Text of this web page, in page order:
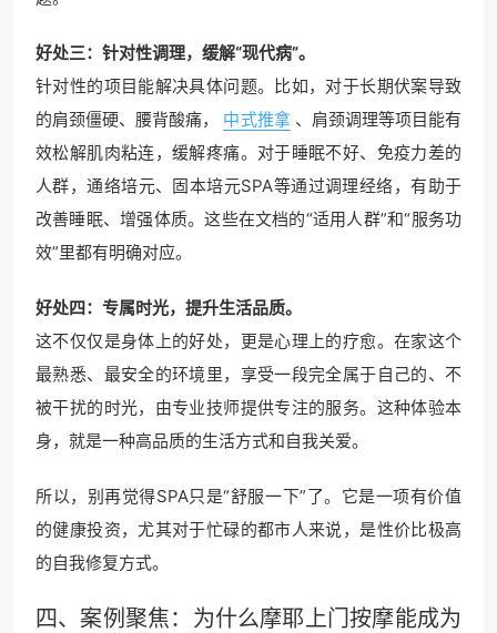
好处三：针对性调理，缓解“现代病”。
针对性的项目能解决具体问题。比如，对于长期伏案导致
的肩颈僵硬、腰背酸痛，
中式推拿 、肩颈调理等项目能有
效松解肌肉粘连，缓解疼痛。对于睡眠不好、免疫力差的
人群，通络培元、固本培元SPA等通过调理经络，有助于
改善睡眠、增强体质。这些在文档的“适用人群”和“服务功
效”里都有明确对应。
好处四：专属时光，提升生活品质。
这不仅仅是身体上的好处，更是心理上的疗愈。在家这个
最熟悉、最安全的环境里，享受一段完全属于自己的、不
被干扰的时光，由专业技师提供专注的服务。这种体验本
身，就是一种高品质的生活方式和自我关爱。
所以，别再觉得SPA只是“舒服一下”了。它是一项有价值
的健康投资，尤其对于忙碌的都市人来说，是性价比极高
的自我修复方式。
四、案例聚焦：为什么摩耶上门按摩能成为